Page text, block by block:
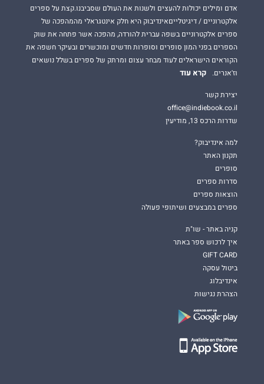
אדם ומילים יכולות להעצים ולשנות את העולם שסביבנו.קצת על ספרים
אלקטרוניים / דיגיטלייםאינדיבוק היא חלק אינטגראלי מהמהפכה של
ספרים אלקטרוניים בשפה עברית להורדה, מהפכה אשר פתחה את שוק
הספרים בפני המון סופרים וסופרות חדשים ומוכשרים ובעיקר חשפה את
הקוראים הישראלים לעוד מבחר עצום ומרתק של ספרים בשלל נושאים
וז'אנרים.
קרא עוד
יצירת קשר
office@indiebook.co.il
שדרות הרכס 13, מודיעין
למה אינדיבוק?
תקנון האתר
סופרים
סדרות ספרים
הוצאות ספרים
ספרים במבצעים ושיתופי פעולה
קניה באתר - שו"ת
איך לרכוש ספר באתר
GIFT CARD
ביטול עסקה
אינדיבלוג
הצהרת נגישות